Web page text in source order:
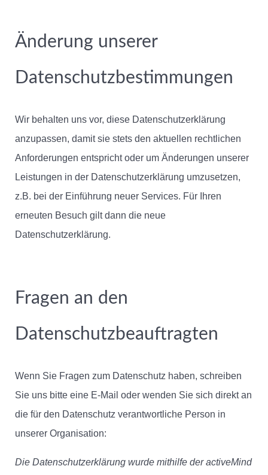
Änderung unserer
Datenschutzbestimmungen
Wir behalten uns vor, diese Datenschutzerklärung
anzupassen, damit sie stets den aktuellen rechtlichen
Anforderungen entspricht oder um Änderungen unserer
Leistungen in der Datenschutzerklärung umzusetzen,
z.B. bei der Einführung neuer Services. Für Ihren
erneuten Besuch gilt dann die neue
Datenschutzerklärung.
Fragen an den
Datenschutzbeauftragten
Wenn Sie Fragen zum Datenschutz haben, schreiben
Sie uns bitte eine E-Mail oder wenden Sie sich direkt an
die für den Datenschutz verantwortliche Person in
unserer Organisation:
Die Datenschutzerklärung wurde mithilfe der activeMind